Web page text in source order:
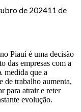
de 202411 de
Piauí é uma decisão
das empresas com a
medida que a
de trabalho aumenta,
para atrair e reter
evolução.